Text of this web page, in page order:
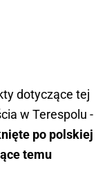
dotyczące tej
w Terespolu -
po polskiej
temu